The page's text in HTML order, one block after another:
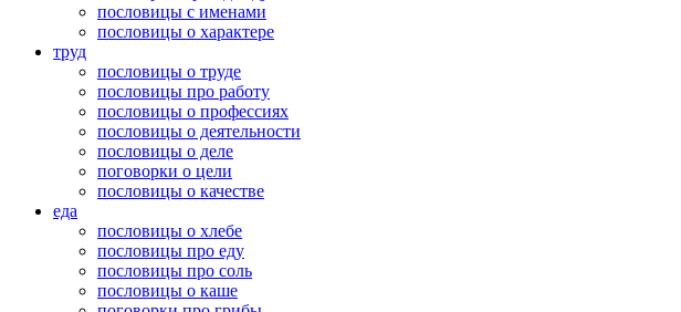
пословицы с именами
пословицы о характере
труд
пословицы о труде
пословицы про работу
пословицы о профессиях
пословицы о деятельности
пословицы о деле
поговорки о цели
пословицы о качестве
еда
пословицы о хлебе
пословицы про еду
пословицы про соль
пословицы о каше